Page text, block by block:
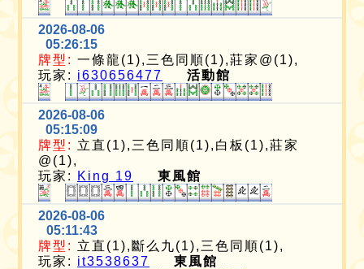
2026-08-06
05:26:15
牌型: 一條龍(1),三色同順(1),莊家@(1),
玩家: i630656477 活動館
2026-08-06
05:15:09
牌型: 立直(1),三色同順(1),白板(1),莊家
@(1),
玩家:
King 19 東風館
2026-08-06
05:11:43
牌型: 立直(1),斷么九(1),三色同順(1),
玩家: it3538637 東風館